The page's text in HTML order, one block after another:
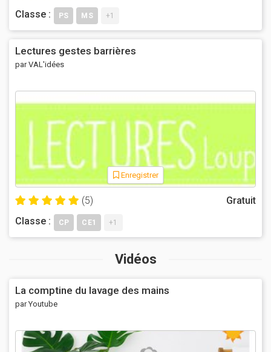
Classe :
PS MS +1
Lectures gestes barrières
par VAL'idées
Enregistrer
(5)
Gratuit
Classe :
CP CE1 +1
Vidéos
La comptine du lavage des mains
par Youtube